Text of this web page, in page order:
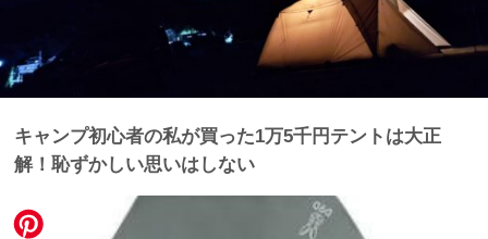
キャンプ初心者の私が買った1万5千円テントは大正
解！恥ずかしい思いはしない